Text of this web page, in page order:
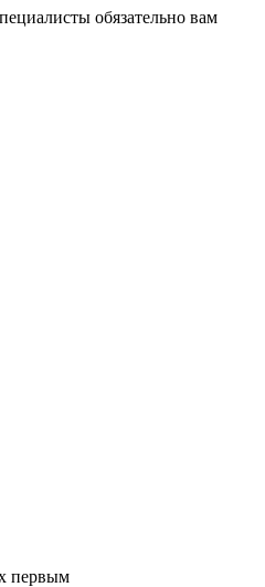
обязательно вам
первым